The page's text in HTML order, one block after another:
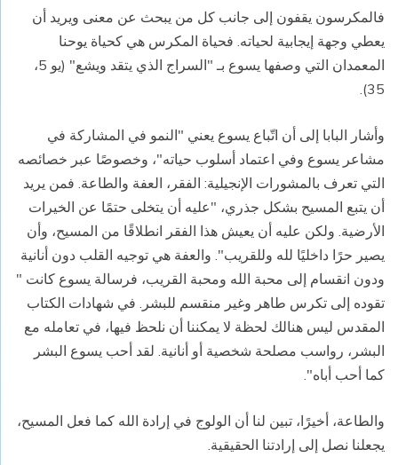
فالمكرسون يقفون إلى جانب كل من يبحث عن معنى ويريد أن
يعطي وجهة إيجابية لحياته. فحياة المكرس هي كحياة يوحنا
المعمدان التي وصفها يسوع بـ "السراج الذي يتقد ويشع" (يو 5،
35).
وأشار البابا إلى أن اتّباع يسوع يعني "النمو في المشاركة في
مشاعر يسوع وفي اعتماد أسلوب حياته"، وخصوصًا عبر خصائصه
التي تعرف بالمشورات الإنجيلية: الفقر، العفة والطاعة. فمن يريد
أن يتبع المسيح بشكل جذري، "عليه أن يتخلى حتمًا عن الخيرات
الأرضية. ولكن عليه أن يعيش هذا الفقر انطلاقًا من المسيح، وأن
يصير حرًا داخليًا لله وللقريب". والعفة هي توجيه القلب دون أنانية
ودون انقسام إلى محبة الله ومحبة القريب، فرسالة يسوع كانت "
تقوده إلى تكرس طاهر وغير منقسم للبشر. في شهادات الكتاب
المقدس ليس هنالك لحظة لا يمكننا أن نلحظ فيها، في تعامله مع
البشر، رواسب مصلحة شخصية أو أنانية. لقد أحب يسوع البشر
كما أحب أباه".
والطاعة، أخيرًا، تبين لنا أن الولوج في إرادة الله كما فعل المسيح،
يجعلنا نصل إلى إرادتنا الحقيقية.